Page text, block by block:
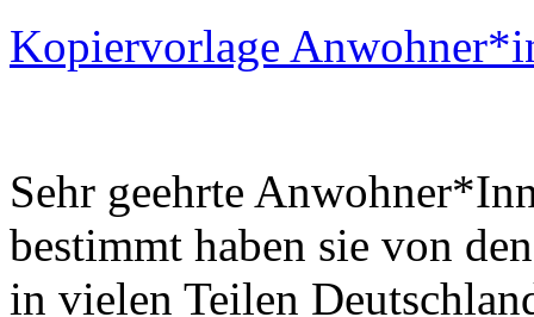
Kopiervorlage
Sehr geehrte
bestimmt haben sie von
in vielen Teilen